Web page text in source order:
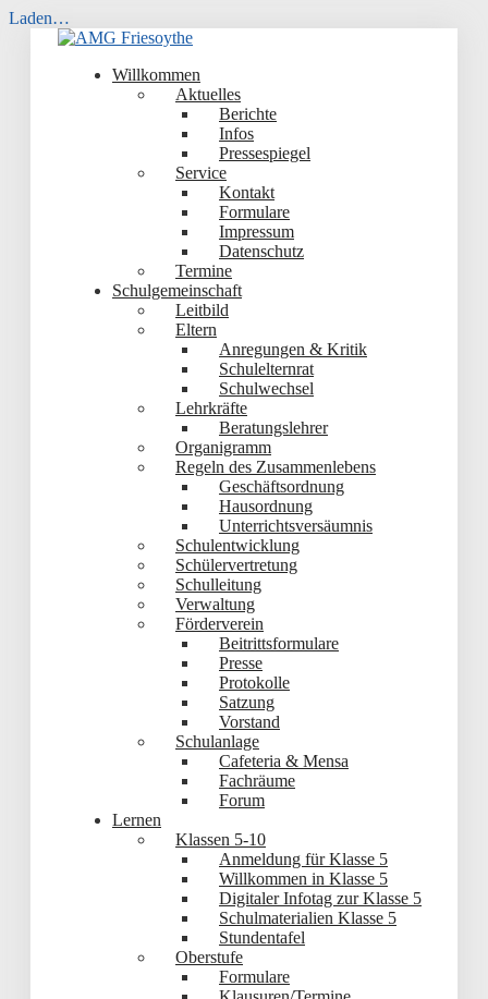
Laden…
Willkommen
Aktuelles
Berichte
Infos
Pressespiegel
Service
Kontakt
Formulare
Impressum
Datenschutz
Termine
Schulgemeinschaft
Leitbild
Eltern
Anregungen & Kritik
Schulelternrat
Schulwechsel
Lehrkräfte
Beratungslehrer
Organigramm
Regeln des Zusammenlebens
Geschäftsordnung
Hausordnung
Unterrichtsversäumnis
Schulentwicklung
Schülervertretung
Schulleitung
Verwaltung
Förderverein
Beitrittsformulare
Presse
Protokolle
Satzung
Vorstand
Schulanlage
Cafeteria & Mensa
Fachräume
Forum
Lernen
Klassen 5-10
Anmeldung für Klasse 5
Willkommen in Klasse 5
Digitaler Infotag zur Klasse 5
Schulmaterialien Klasse 5
Stundentafel
Oberstufe
Formulare